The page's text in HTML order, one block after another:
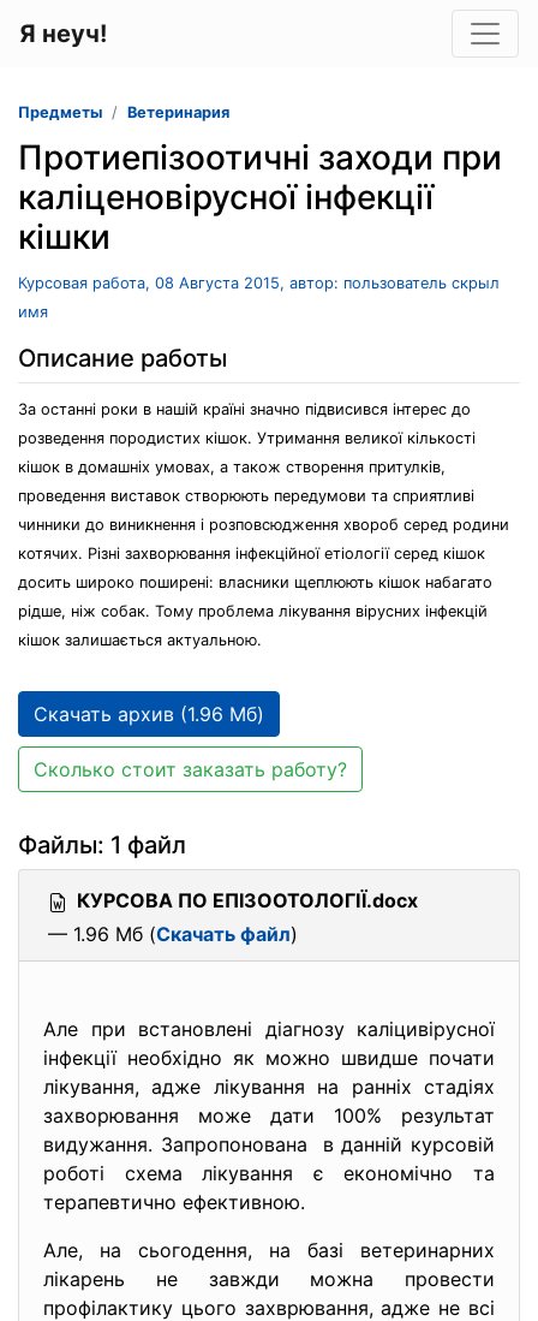
Я неуч!
Предметы Ветеринария
Протиепізоотичні заходи при
каліценовірусної інфекції
кішки
Курсовая работа, 08 Августа 2015, автор: пользователь скрыл
имя
Описание работы
За останні роки в нашій країні значно підвисився інтерес до
розведення породистих кішок. Утримання великої кількості
кішок в домашніх умовах, а також створення притулків,
проведення виставок створюють передумови та сприятливі
чинники до виникнення і розповсюдження хвороб серед родини
котячих. Різні захворювання інфекційної етіології серед кішок
досить широко поширені: власники щеплюють кішок набагато
рідше, ніж собак. Тому проблема лікування вірусних інфекцій
кішок залишається актуальною.
Скачать архив (1.96 Мб)
Сколько стоит заказать работу?
Файлы: 1 файл
КУРСОВА ПО ЕПІЗООТОЛОГІЇ.docx
— 1.96 Мб (Скачать файл)
Але при встановлені діагнозу каліцивірусної
інфекції необхідно як можно швидше почати
лікування, адже лікування на ранніх стадіях
захворювання може дати 100% результат
видужання. Запропонована в данній курсовій
роботі схема лікування є економічно та
терапевтично ефективною.
Але, на сьогодення, на базі ветеринарних
лікарень не завжди можна провести
профілактику цього захврювання, адже не всі